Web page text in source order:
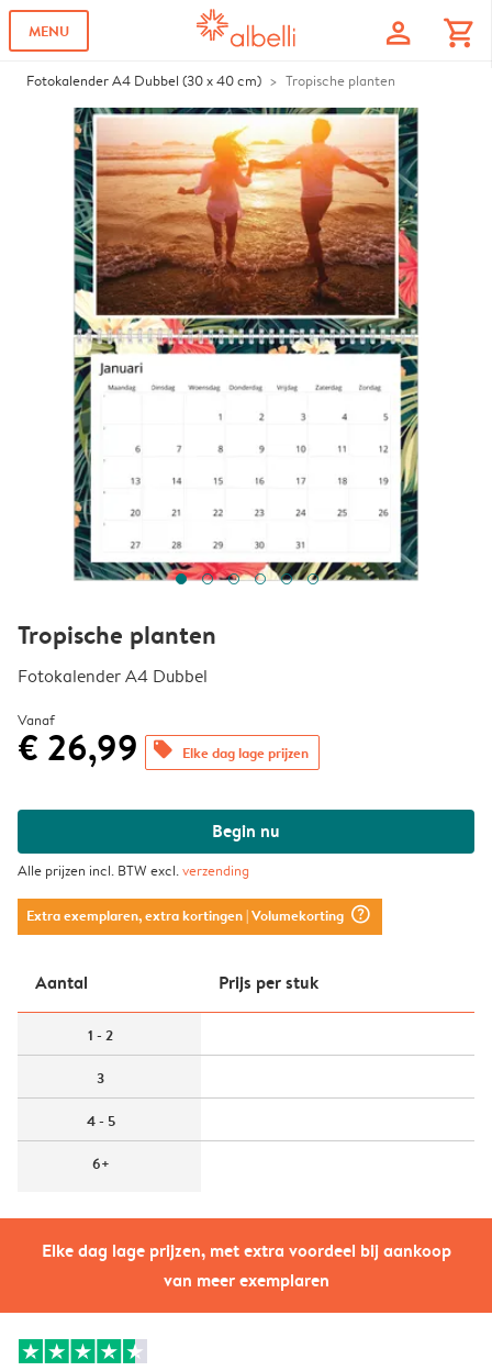
MENU profile shopping_cart
Fotokalender A4 Dubbel (30 x 40 cm) Tropische planten
Elke dag lage prijzen, met extra voordeel bij aankoop
van meer exemplaren
Tropische planten
Fotokalender A4 Dubbel
Vanaf
€ 26,99 offers Elke dag lage prijzen
Begin nu
Alle prijzen incl. BTW excl.verzending
Extra exemplaren, extra kortingen| Volumekorting question_mark_circle
Aantal Prijs per stuk
1 - 2
3
4 - 5
6+